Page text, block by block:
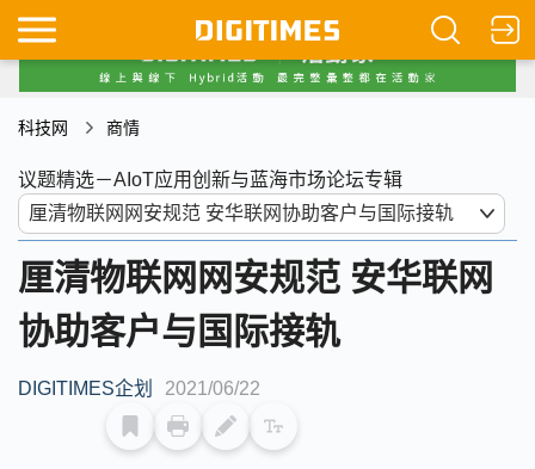
科技网 商情
议题精选－AIoT应用创新与蓝海市场论坛专辑
厘清物联网网安规范 安华联网
协助客户与国际接轨
DIGITIMES企划 2021/06/22